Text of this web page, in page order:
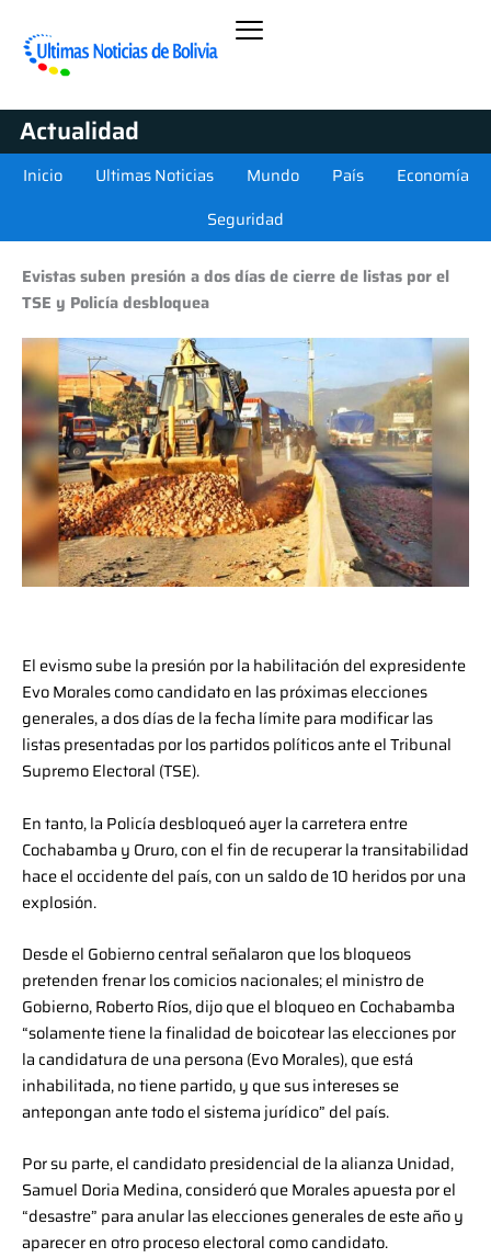
Actualidad
Inicio Ultimas Noticias Mundo País
Economía
Seguridad
Evistas suben presión a dos días de cierre de listas por el
TSE y Policía desbloquea
El evismo sube la presión por la habilitación del expresidente
Evo Morales como candidato en las próximas elecciones
generales, a dos días de la fecha límite para modificar las
listas presentadas por los partidos políticos ante el Tribunal
Supremo Electoral (TSE).
En tanto, la Policía desbloqueó ayer la carretera entre
Cochabamba y Oruro, con el fin de recuperar la transitabilidad
hace el occidente del país, con un saldo de 10 heridos por una
explosión.
Desde el Gobierno central señalaron que los bloqueos
pretenden frenar los comicios nacionales; el ministro de
Gobierno, Roberto Ríos, dijo que el bloqueo en Cochabamba
“solamente tiene la finalidad de boicotear las elecciones por
la candidatura de una persona (Evo Morales), que está
inhabilitada, no tiene partido, y que sus intereses se
antepongan ante todo el sistema jurídico” del país.
Por su parte, el candidato presidencial de la alianza Unidad,
Samuel Doria Medina, consideró que Morales apuesta por el
“desastre” para anular las elecciones generales de este año y
aparecer en otro proceso electoral como candidato.